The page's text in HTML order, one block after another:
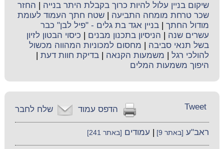
שיקום בניין עלול להיות כרוך בקבלת היתר בנייה
החזר
שכר טרחת מומחה התביעה |שטח חתך העמוד לעומת
מודול החתך |בניין אגד בת גלים - "פיל לבן" כבר
עשרים שנה
הניסיון בתכנון מבנים
כיסוי הבטון לזיון
בשל תנאי סביבה
מחסום למכוניות המהווה מכשול
להולכי רגל
משמעות הקנאה |בדיקת חוות דעת
היפוך משמעות המלים
שלח לחבר הדפס עמוד Tweet
ראב"ע [באתר 9] עמודים [באתר 241]